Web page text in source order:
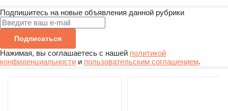
Подпишитесь на новые объявления данной рубрики
Подписаться
Нажимая, вы соглашаетесь с нашей политикой
конфиденциальности и пользовательским соглашением.